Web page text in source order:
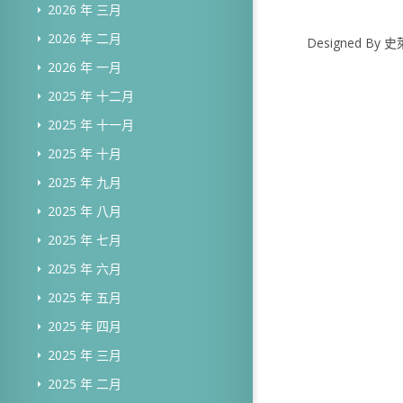
2026 年 三月
2026 年 二月
2026 年 一月
2025 年 十二月
2025 年 十一月
2025 年 十月
2025 年 九月
2025 年 八月
2025 年 七月
2025 年 六月
2025 年 五月
2025 年 四月
2025 年 三月
2025 年 二月
Designed By 史